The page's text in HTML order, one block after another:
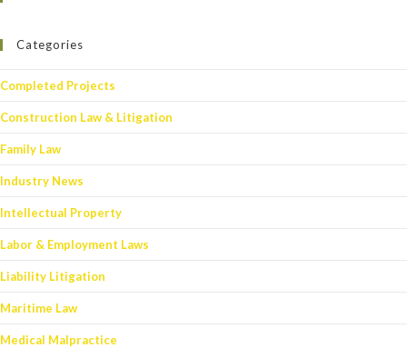
Categories
Completed Projects
Construction Law & Litigation
Family Law
Industry News
Intellectual Property
Labor & Employment Laws
Liability Litigation
Maritime Law
Medical Malpractice